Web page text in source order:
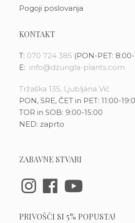
Pogoji poslovanja
KONTAKT
T: 070 724 385 (PON-PET: 8:00-
E: info@dzungla-plants.com
Tržaška 135, Ljubljana Vič
PON, SRE, ČET in PET: 11:00-
TOR in SOB: 9:00-15:00
NED: zaprto
ZABAVNE STVARI
PRIVOŠČI SI 5% POPUSTA!